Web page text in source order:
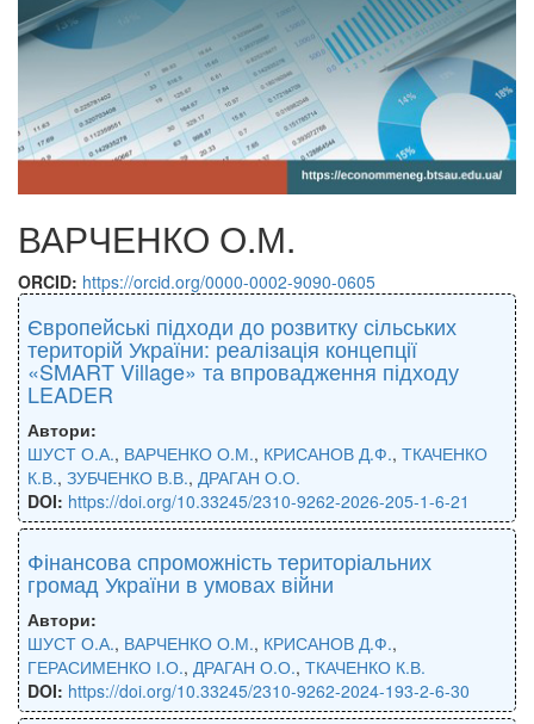
ВАРЧЕНКО О.М.
ORCID: https://orcid.org/0000-0002-9090-0605
Європейські підходи до розвитку сільських
територій України: реалізація концепції
«SMART Village» та впровадження підходу
LEADER
Автори:
ШУСТ О.А., ВАРЧЕНКО О.М., КРИСАНОВ Д.Ф., ТКАЧЕНКО
К.В., ЗУБЧЕНКО В.В., ДРАГАН О.О.
DOI: https://doi.org/10.33245/2310-9262-2026-205-1-6-21
Фінансова спроможність територіальних
громад України в умовах війни
Автори:
ШУСТ О.А., ВАРЧЕНКО О.М., КРИСАНОВ Д.Ф.,
ГЕРАСИМЕНКО І.О., ДРАГАН О.О., ТКАЧЕНКО К.В.
DOI: https://doi.org/10.33245/2310-9262-2024-193-2-6-30